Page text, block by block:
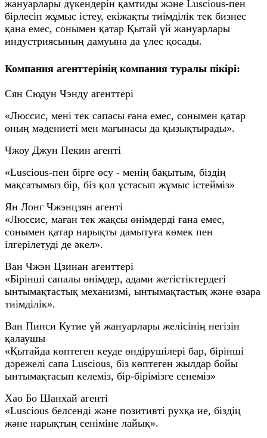
жануарлары дүкендерін қамтиды және Luscious-пен
бірлесіп жұмыс істеу, екіжақты тиімділік тек бизнес
қана емес, сонымен қатар Қытай үй жануарлары
индустриясының дамуына да үлес қосады.
Компания агенттерінің компания туралы пікірі:
Сян Сюдун Чэнду агенттері
«Люссис, мені тек сапасы ғана емес, сонымен қатар
оның мәдениеті мен мағынасы да қызықтырады».
Чжоу Джун Пекин агенті
«Luscious-пен бірге өсу - менің бақытым, біздің
мақсатымыз бір, біз қол ұстасып жұмыс істейміз»
Ян Лонг Чжэнцзян агенті
«Люссис, маған тек жақсы өнімдерді ғана емес,
сонымен қатар нарықты дамытуға көмек пен
ілгерілетуді де әкел».
Ван Чжэн Цзинан агенттері
«Бірінші сапалы өнімдер, адами жетістіктердегі
ынтымақтастық механизмі, ынтымақтастық және өзара
тиімділік».
Ван Пинси Кутие үй жануарлары желісінің негізін
қалаушы
«Қытайда көптеген кеуде өндірушілері бар, бірінші
дәрежелі сапа Luscious, біз көптеген жылдар бойы
ынтымақтасып келеміз, бір-бірімізге сенеміз»
Хао Бо Шанхай агенті
«Luscious белсенді және позитивті рухқа ие, біздің
және нарықтың сеніміне лайық».